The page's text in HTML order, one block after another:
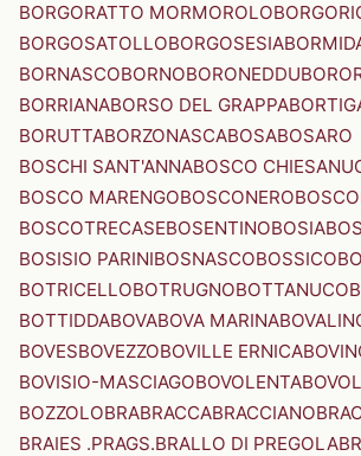
BORGORATTO MORMOROLO
BORGOSATOLLOBORGOSESIA
BORNASCOBORNOBORONEDDU
BORRIANABORSO DEL GRAPPA
BORUTTABORZONASCABOSABOSARO
BOSCHI SANT'ANNABOSCO
BOSCO MARENGOBOSCONERO
BOSCOTRECASEBOSENTINOBOSIA
BOSISIO PARINIBOSNASCOBOSSICO
BOTRICELLOBOTRUGNOBOTTANUCO
BOTTIDDABOVABOVA MARINA
BOVESBOVEZZOBOVILLE ERNICA
BOVISIO-MASCIAGOBOVOLENTA
BOZZOLOBRABRACCABRACCIANO
BRAIES .PRAGS.BRALLO DI PREGOLA